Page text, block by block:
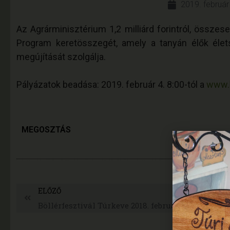
2019. február
Az Agrárminisztérium 1,2 milliárd forintról,
Program keretösszegét, amely a tanyán élők
megújítását szolgálja.
Pályázatok beadása: 2019. február 4. 8:00-tól a
MEGOSZTÁS
ELŐZŐ
Böllérfesztivál Túrkeve 2018. február 16-17.